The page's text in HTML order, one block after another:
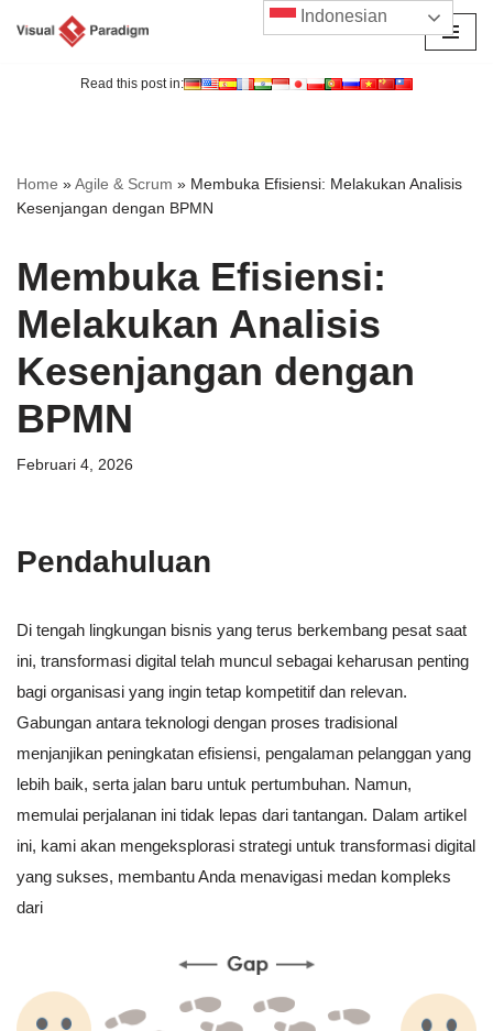
Read this post in:
Home »Agile & Scrum » Membuka Efisiensi: Melakukan Analisis
Kesenjangan dengan BPMN
Membuka Efisiensi:
Melakukan Analisis
Kesenjangan dengan
BPMN
Februari 4, 2026
Pendahuluan
Di tengah lingkungan bisnis yang terus berkembang pesat saat
ini, transformasi digital telah muncul sebagai keharusan penting
bagi organisasi yang ingin tetap kompetitif dan relevan.
Gabungan antara teknologi dengan proses tradisional
menjanjikan peningkatan efisiensi, pengalaman pelanggan yang
lebih baik, serta jalan baru untuk pertumbuhan. Namun,
memulai perjalanan ini tidak lepas dari tantangan. Dalam artikel
ini, kami akan mengeksplorasi strategi untuk transformasi digital
yang sukses, membantu Anda menavigasi medan kompleks
dari
Indonesian